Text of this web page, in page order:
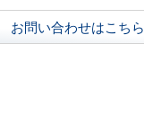
お問い合わせはこちら